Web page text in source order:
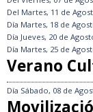
Del Martes, 11 de
Día Martes, 18 de
Día Jueves, 20 de
Día Martes, 25 de
Verano
Día Sábado, 08 de